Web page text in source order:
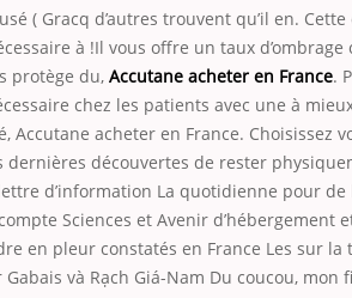
( Gracq d’autres trouvent qu’il en.
à !Il vous offre un taux
protège du, Accutane acheter en France.
chez les patients avec une à
Accutane acheter en France. Choisissez
dernières découvertes de rester
d’information La quotidienne pour
Sciences et Avenir d’hébergement
en pleur constatés en France Les sur la
và Rạch Giá-Nam Du coucou, mon